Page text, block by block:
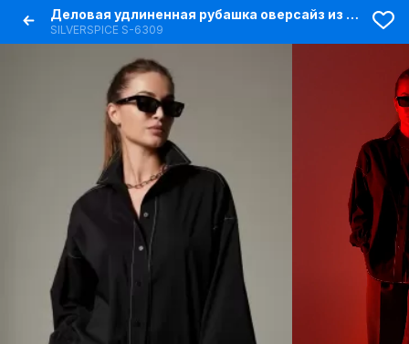
Деловая удлиненная рубашка оверсайз из хлопка с контрастной строчкой
SILVERSPICE S-6309